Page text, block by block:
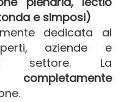
e simposi)
dedicata al
aziende e
settore. La
è completamente